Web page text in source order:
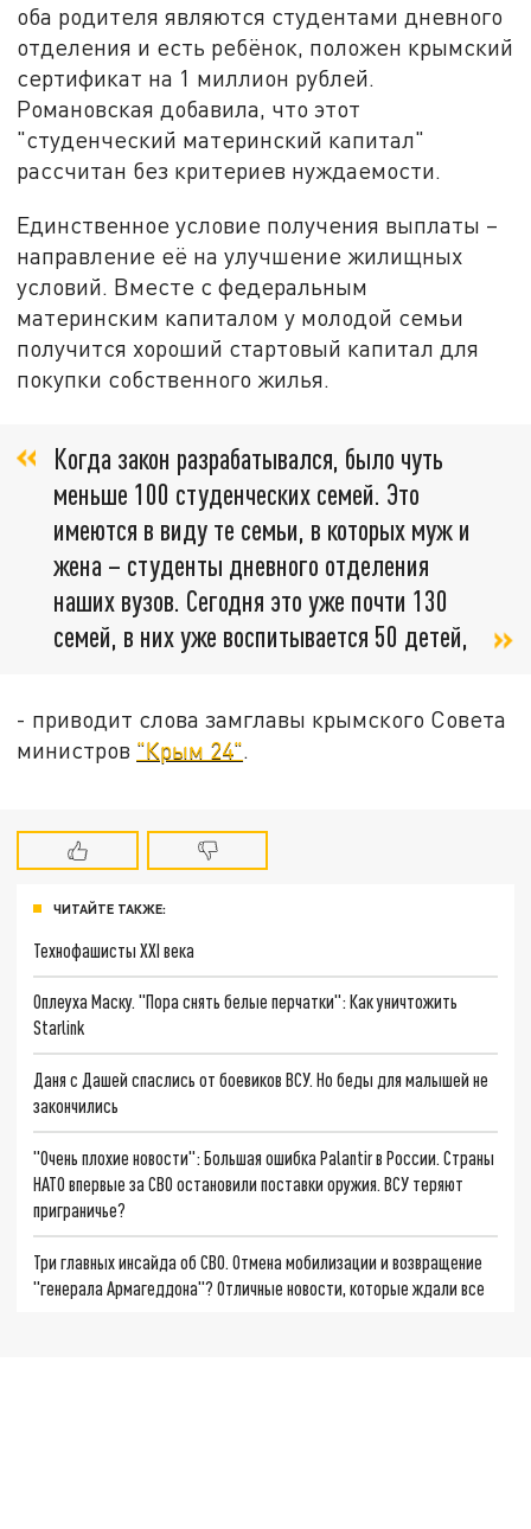
оба родителя являются студентами дневного
отделения и есть ребёнок, положен крымский
сертификат на 1 миллион рублей.
Романовская добавила, что этот
"студенческий материнский капитал"
рассчитан без критериев нуждаемости.
Единственное условие получения выплаты –
направление её на улучшение жилищных
условий. Вместе с федеральным
материнским капиталом у молодой семьи
получится хороший стартовый капитал для
покупки собственного жилья.
Когда закон разрабатывался, было чуть
меньше 100 студенческих семей. Это
имеются в виду те семьи, в которых муж и
жена – студенты дневного отделения
наших вузов. Сегодня это уже почти 130
семей, в них уже воспитывается 50 детей,
- приводит слова замглавы крымского Совета
министров "Крым 24".
ЧИТАЙТЕ ТАКЖЕ:
Технофашисты XXI века
Оплеуха Маску. "Пора снять белые перчатки": Как уничтожить
Starlink
Даня с Дашей спаслись от боевиков ВСУ. Но беды для малышей не
закончились
"Очень плохие новости": Большая ошибка Palantir в России. Страны
НАТО впервые за СВО остановили поставки оружия. ВСУ теряют
приграничье?
Три главных инсайда об СВО. Отмена мобилизации и возвращение
"генерала Армагеддона"? Отличные новости, которые ждали все